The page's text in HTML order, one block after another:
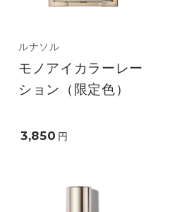
ルナソル
モノアイカラーレー
ション（限定色）
3,850 円